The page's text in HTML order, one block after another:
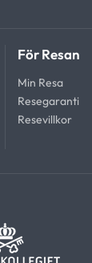
För Resan
Min Resa
Resegaranti
Resevillkor